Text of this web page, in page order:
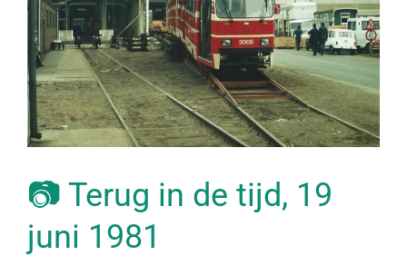
📷 Terug in de tijd, 19
juni 1981